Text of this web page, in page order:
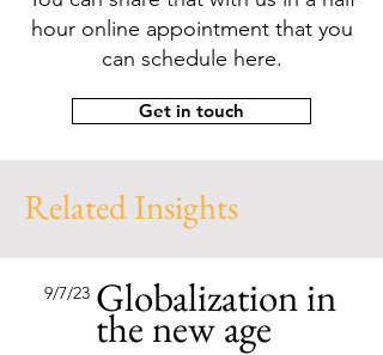
hour online appointment that you
can schedule here.
Get in touch
Related Insights
9/7/23 Globalization in
the new age